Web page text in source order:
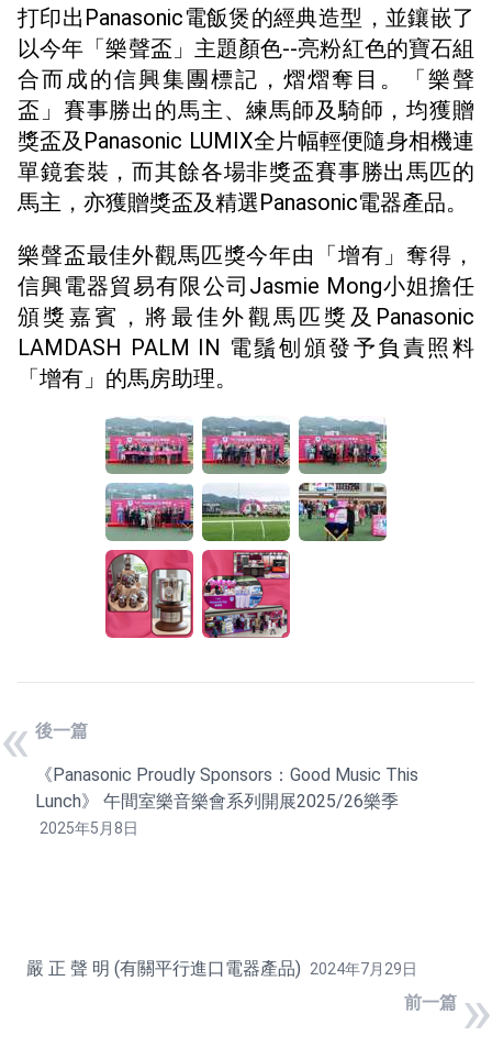
打印出Panasonic電飯煲的經典造型，並鑲嵌了
以今年「樂聲盃」主題顏色--亮粉紅色的寶石組
合而成的信興集團標記，熠熠奪目。「樂聲
盃」賽事勝出的馬主、練馬師及騎師，均獲贈
獎盃及Panasonic LUMIX全片幅輕便隨身相機連
單鏡套裝，而其餘各場非獎盃賽事勝出馬匹的
馬主，亦獲贈獎盃及精選Panasonic電器產品。
樂聲盃最佳外觀馬匹獎今年由「增有」奪得，
信興電器貿易有限公司Jasmie Mong小姐擔任
頒獎嘉賓，將最佳外觀馬匹獎及Panasonic
LAMDASH PALM IN 電鬚刨頒發予負責照料
「增有」的馬房助理。
« 後一篇
《Panasonic Proudly Sponsors：Good Music This
Lunch》 午間室樂音樂會系列開展2025/26樂季
2025年5月8日
前一篇 »
嚴 正 聲 明 (有關平行進口電器產品) 2024年7月29日